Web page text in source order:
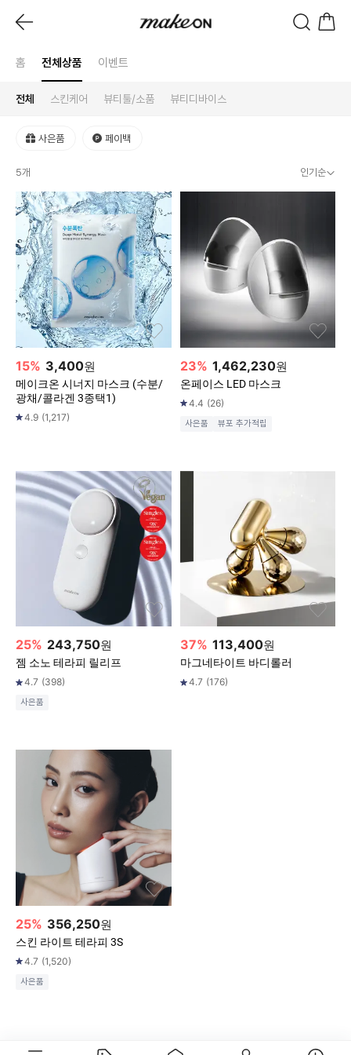
홈 전체상품 이벤트
전체 스킨케어 뷰티툴/소품 뷰티디바이스
사은품 페이백
5개 인기순
15% 3,400원
메이크온 시너지 마스크 (수분/
광채/콜라겐 3종택1)
4.9 (1,217)
23% 1,462,230원
온페이스 LED 마스크
4.4 (26)
사은품 뷰포 추가적립
25% 243,750원
젬 소노 테라피 릴리프
4.7 (398)
사은품
37% 113,400원
마그네타이트 바디롤러
4.7 (176)
25% 356,250원
스킨 라이트 테라피 3S
4.7 (1,520)
사은품